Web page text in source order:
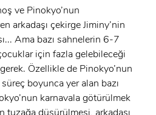
Şifremi Unuttum ?
GIRIŞ
GIRIŞ
ve Pinokyo’nun
arkadaşı çekirge Jiminy’nin
Ama bazı sahnelerin 6-7
için fazla gelebileceği
Özellikle de Pinokyo’nun
süreç boyunca yer alan bazı
karnavala götürülmek
tuzağa düşürülmesi, arkadaşı